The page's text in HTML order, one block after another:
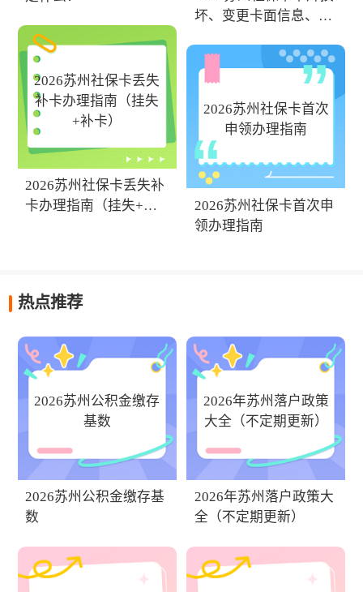
2026苏州社保卡丢失
补卡办理指南（挂失
+补卡）
2026苏州社保卡丢失补
卡办理指南（挂失+补
坏、变更卡面信息、换
2026苏州社保卡首次
申领办理指南
2026苏州社保卡首次申
领办理指南
热点推荐
2026苏州公积金缴存
基数
2026苏州公积金缴存基
数
2026年苏州落户政策
大全（不定期更新）
2026年苏州落户政策大
全（不定期更新）